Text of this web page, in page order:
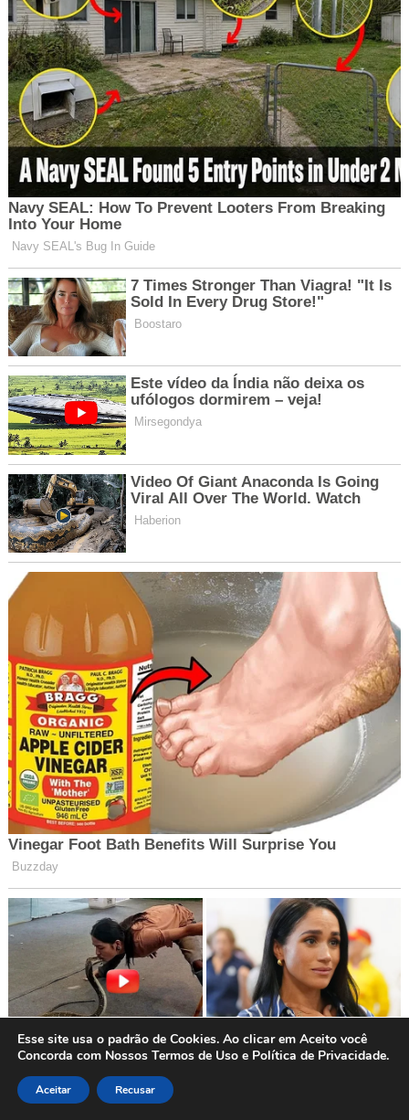
Esse site usa o padrão de Cookies. Ao clicar em Aceito você
Concorda com Nossos Termos de Uso e Política de Privacidade.
Aceitar Recusar